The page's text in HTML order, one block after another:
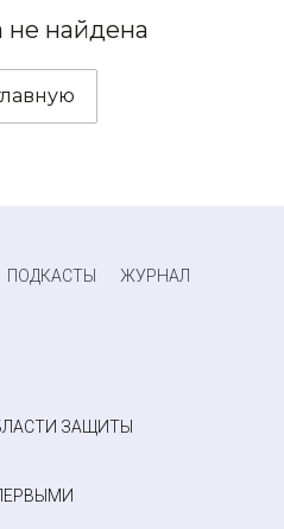
не найдена
ПОДКАСТЫ ЖУРНАЛ
ЗАЩИТЫ